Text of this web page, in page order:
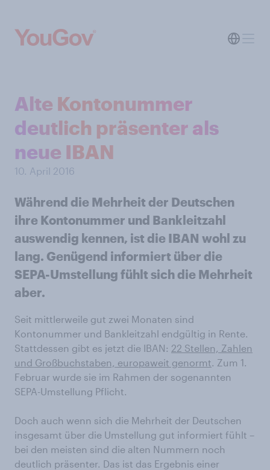
Alte Kontonummer
deutlich präsenter als
neue IBAN
10. April 2016
Während die Mehrheit der Deutschen
ihre Kontonummer und Bankleitzahl
auswendig kennen, ist die IBAN wohl zu
lang. Genügend informiert über die
SEPA-Umstellung fühlt sich die Mehrheit
aber.
Seit mittlerweile gut zwei Monaten sind
Kontonummer und Bankleitzahl endgültig in Rente.
Stattdessen gibt es jetzt die IBAN: 22 Stellen, Zahlen
und Großbuchstaben, europaweit genormt. Zum 1.
Februar wurde sie im Rahmen der sogenannten
SEPA-Umstellung Pflicht.
Doch auch wenn sich die Mehrheit der Deutschen
insgesamt über die Umstellung gut informiert fühlt –
bei den meisten sind die alten Nummern noch
deutlich präsenter. Das ist das Ergebnis einer